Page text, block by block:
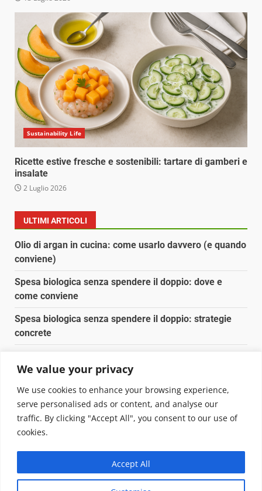
We value your privacy
We use cookies to enhance your browsing experience,
serve personalised ads or content, and analyse our
traffic. By clicking "Accept All", you consent to our use of
cookies.
Accept All
Sustainability Life
Ricette estive fresche e sostenibili: tartare di gamberi e
insalate
2 Luglio 2026
ULTIMI ARTICOLI
Olio di argan in cucina: come usarlo davvero (e quando
conviene)
Spesa biologica senza spendere il doppio: dove e
come conviene
Spesa biologica senza spendere il doppio: strategie
concrete
Pulizia naturale della casa: 3 ingredienti che
sostituiscono 10 prodotti chimici
Copyright © 2025 Biopianeta.it proprietà di Jws Media
Questo blog non è una testata giornalistica, in quanto
viene aggiornato senza alcuna periodicità. Non può
pertanto considerarsi un prodotto editoriale ai sensi